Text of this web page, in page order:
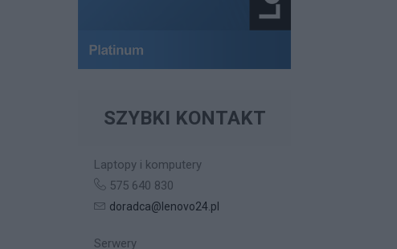
SZYBKI KONTAKT
Laptopy i komputery
575 640 830
doradca@lenovo24.pl
Serwery